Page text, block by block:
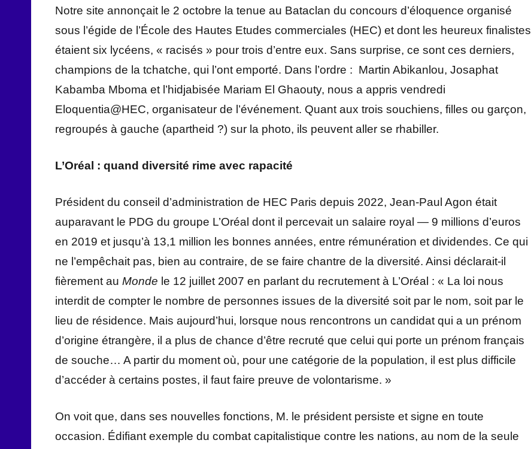
Notre site annonçait le 2 octobre la tenue au Bataclan du concours d’éloquence organisé
sous l’égide de l’École des Hautes Etudes commerciales (HEC) et dont les heureux finalistes
étaient six lycéens, « racisés » pour trois d’entre eux. Sans surprise, ce sont ces derniers,
champions de la tchatche, qui l’ont emporté. Dans l’ordre : Martin Abikanlou, Josaphat
Kabamba Mboma et l’hidjabisée Mariam El Ghaouty, nous a appris vendredi
Eloquentia@HEC, organisateur de l’événement. Quant aux trois souchiens, filles ou garçon,
regroupés à gauche (apartheid ?) sur la photo, ils peuvent aller se rhabiller.
L’Oréal : quand diversité rime avec rapacité
Président du conseil d’administration de HEC Paris depuis 2022, Jean-Paul Agon était
auparavant le PDG du groupe L’Oréal dont il percevait un salaire royal — 9 millions d’euros
en 2019 et jusqu’à 13,1 million les bonnes années, entre rémunération et dividendes. Ce qui
ne l’empêchait pas, bien au contraire, de se faire chantre de la diversité. Ainsi déclarait-il
fièrement au Monde le 12 juillet 2007 en parlant du recrutement à L’Oréal : « La loi nous
interdit de compter le nombre de personnes issues de la diversité soit par le nom, soit par le
lieu de résidence. Mais aujourd’hui, lorsque nous rencontrons un candidat qui a un prénom
d’origine étrangère, il a plus de chance d’être recruté que celui qui porte un prénom français
de souche… A partir du moment où, pour une catégorie de la population, il est plus difficile
d’accéder à certains postes, il faut faire preuve de volontarisme. »
On voit que, dans ses nouvelles fonctions, M. le président persiste et signe en toute
occasion. Édifiant exemple du combat capitalistique contre les nations, au nom de la seule